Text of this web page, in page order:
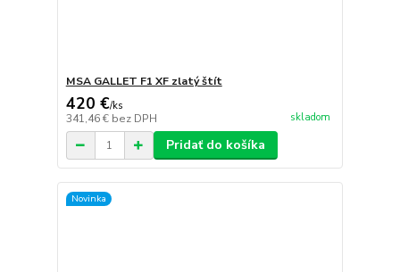
MSA GALLET F1 XF zlatý štít
420 €/ks
341,46 € bez DPH skladom
Pridať do košíka
Novinka